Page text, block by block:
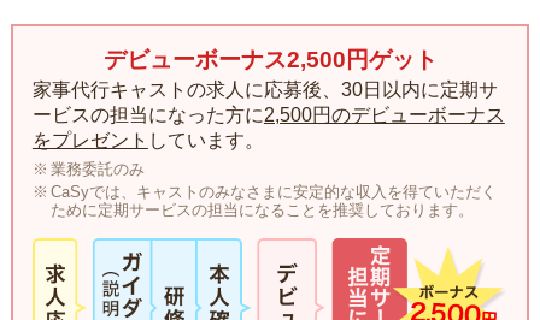
デビューボーナス2,500円ゲット
家事代行キャストの求人に応募後、30日以内に定期サ
ービスの担当になった方に2,500円のデビューボーナス
をプレゼント しています。
業務委託のみ
CaSyでは、キャストのみなさまに安定的な収入を得ていただく
ために定期サービスの担当になることを推奨しております。